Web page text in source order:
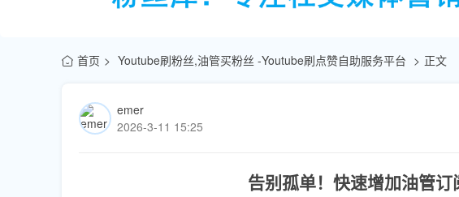
首页 Youtube刷粉丝,油管买粉丝 -Youtube刷点赞自助服务平台 正文
emer
2026-3-11 15:25
告别孤单！快速增加油管